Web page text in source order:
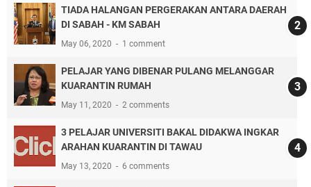
TIADA HALANGAN PERGERAKAN ANTARA DAERAH
DI SABAH - KM SABAH
May 06, 2020 1 comment
PELAJAR YANG DIBENAR PULANG MELANGGAR
KUARANTIN RUMAH
May 11, 2020 2 comments
3 PELAJAR UNIVERSITI BAKAL DIDAKWA INGKAR
ARAHAN KUARANTIN DI TAWAU
May 13, 2020 6 comments